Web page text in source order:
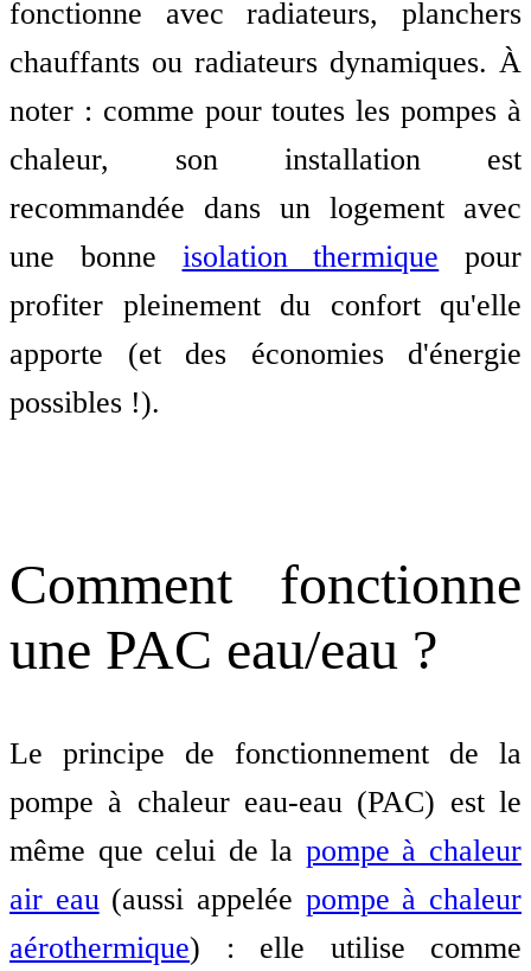
fonctionne avec radiateurs, planchers
chauffants ou radiateurs dynamiques. À
noter : comme pour toutes les pompes à
chaleur, son installation est
recommandée dans un logement avec
une bonne isolation thermique pour
profiter pleinement du confort qu'elle
apporte (et des économies d'énergie
possibles !).
Comment fonctionne
une PAC eau/eau ?
Le principe de fonctionnement de la
pompe à chaleur eau-eau (PAC) est le
même que celui de la pompe à chaleur
air eau(aussi appelée pompe à chaleur
aérothermique) : elle utilise comme